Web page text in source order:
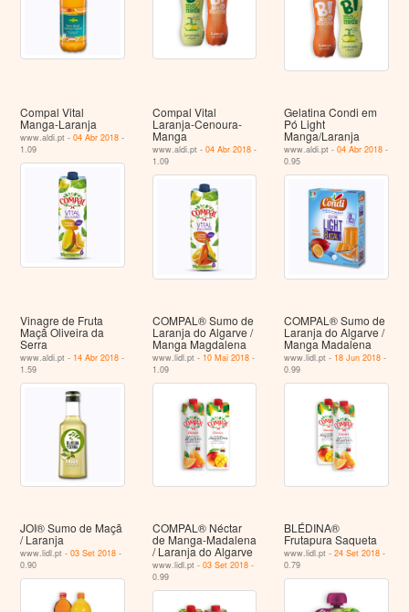
Compal Vital
Manga-Laranja
www.aldi.pt -04 Abr 2018 -
1.09
Compal Vital
Laranja-Cenoura-
Manga
www.aldi.pt - 04 Abr 2018-
1.09
Gelatina Condi em
Pó Light
Manga/Laranja
www.aldi.pt -04 Abr 2018 -
0.95
Vinagre de Fruta
Maçã Oliveira da
Serra
www.aldi.pt - 14 Abr 2018 -
1.59
COMPAL® Sumo de
Laranja do Algarve /
Manga Magdalena
www.lidl.pt - 10 Mai 2018-
1.09
COMPAL® Sumo de
Laranja do Algarve /
Manga Madalena
www.lidl.pt - 18 Jun 2018 -
0.99
JOI® Sumo de Maçã
/ Laranja
www.lidl.pt -03 Set 2018 -
0.90
COMPAL® Néctar
de Manga-Madalena
/ Laranja do Algarve
www.lidl.pt - 03 Set 2018-
0.99
BLÉDINA®
Frutapura Saqueta
www.lidl.pt -24 Set 2018 -
0.79